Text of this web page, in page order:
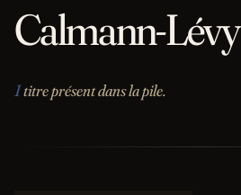
Calmann-Lévy
1titre présent dans la pile.